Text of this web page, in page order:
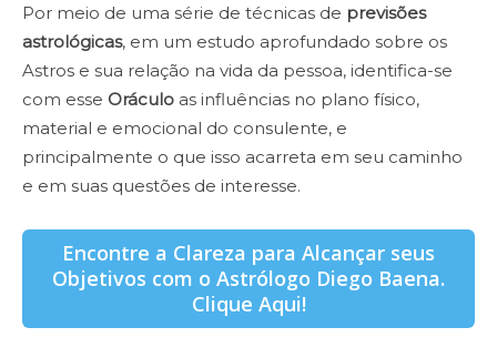
Por meio de uma série de técnicas de previsões
astrológicas, em um estudo aprofundado sobre os
Astros e sua relação na vida da pessoa, identifica-se
com esse Oráculo as influências no plano físico,
material e emocional do consulente, e
principalmente o que isso acarreta em seu caminho
e em suas questões de interesse.
Encontre a Clareza para Alcançar seus
Objetivos com o Astrólogo Diego Baena.
Clique Aqui!